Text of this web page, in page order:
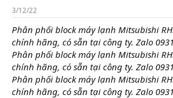
s
t
a
r
t
e
r
3/12/22
Phân phối block máy lạnh Mitsubishi
chính hãng, có sẵn tại công ty. Zalo
Phân phối block máy lạnh Mitsubishi
chính hãng, có sẵn tại công ty. Zalo
Phân phối block máy lạnh Mitsubishi
chính hãng, có sẵn tại công ty. Zalo